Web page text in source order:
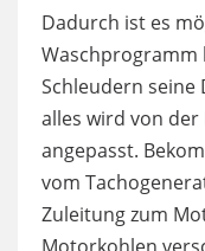
Dadurch ist es
Waschprogramm
Schleudern seine
alles wird von
angepasst.
vom
Zuleitung zum